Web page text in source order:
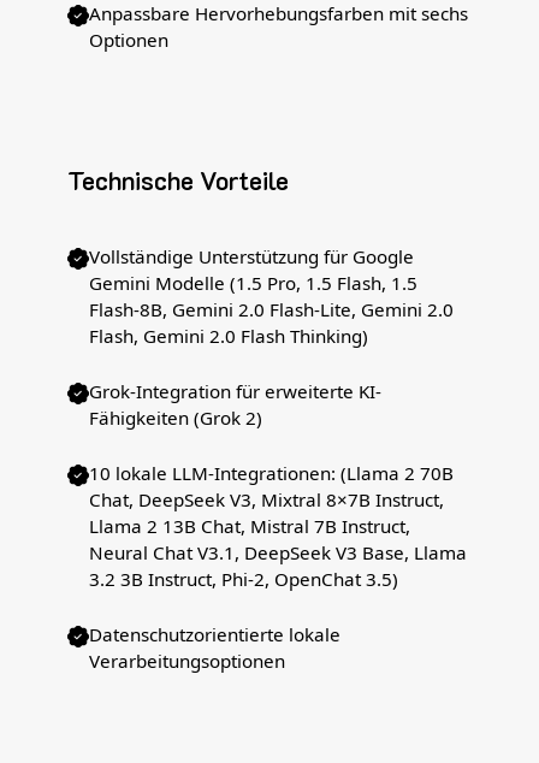
Anpassbare Hervorhebungsfarben mit sechs
Optionen
Technische Vorteile
Vollständige Unterstützung für Google
Gemini Modelle (1.5 Pro, 1.5 Flash, 1.5
Flash-8B, Gemini 2.0 Flash-Lite, Gemini 2.0
Flash, Gemini 2.0 Flash Thinking)
Grok-Integration für erweiterte KI-
Fähigkeiten (Grok 2)
10 lokale LLM-Integrationen: (Llama 2 70B
Chat, DeepSeek V3, Mixtral 8×7B Instruct,
Llama 2 13B Chat, Mistral 7B Instruct,
Neural Chat V3.1, DeepSeek V3 Base, Llama
3.2 3B Instruct, Phi-2, OpenChat 3.5)
Datenschutzorientierte lokale
Verarbeitungsoptionen